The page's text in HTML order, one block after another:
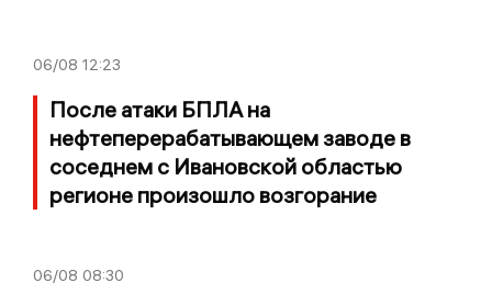
06/08 12:23
После атаки БПЛА на
нефтеперерабатывающем заводе в
соседнем с Ивановской областью
регионе произошло возгорание
06/08 08:30